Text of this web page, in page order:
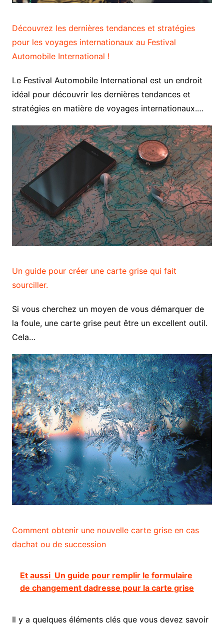
Découvrez les dernières tendances et stratégies
pour les voyages internationaux au Festival
Automobile International !
Le Festival Automobile International est un endroit
idéal pour découvrir les dernières tendances et
stratégies en matière de voyages internationaux.…
Un guide pour créer une carte grise qui fait
sourciller.
Si vous cherchez un moyen de vous démarquer de
la foule, une carte grise peut être un excellent outil.
Cela…
Comment obtenir une nouvelle carte grise en cas
dachat ou de succession
Et aussi Un guide pour remplir le formulaire
de changement dadresse pour la carte grise
Il y a quelques éléments clés que vous devez savoir